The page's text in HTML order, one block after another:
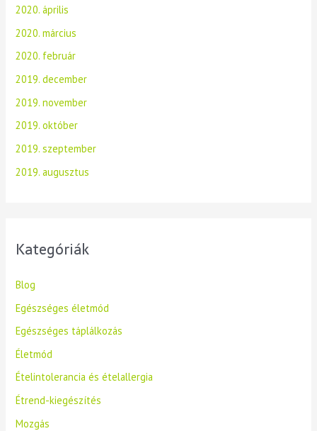
2020. április
2020. március
2020. február
2019. december
2019. november
2019. október
2019. szeptember
2019. augusztus
Kategóriák
Blog
Egészséges életmód
Egészséges táplálkozás
Életmód
Ételintolerancia és ételallergia
Étrend-kiegészítés
Mozgás